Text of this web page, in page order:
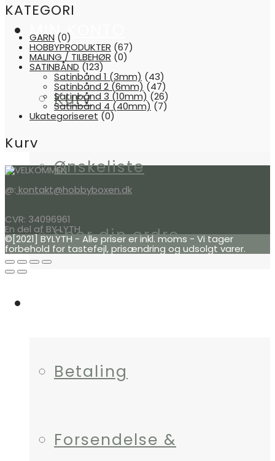
MIN KONTO
Kurv
Ønskeliste
Spor din ordre
Betaling
Forsendelse &
KATEGORI
GARN (0)
HOBBYPRODUKTER (67)
MALING / TILBEHØR (0)
SATINBÅND (123)
Satinbånd 1 (3mm) (43)
Satinbånd 2 (6mm) (47)
Satinbånd 3 (10mm) (26)
Satinbånd 4 (40mm) (7)
Ukategoriseret (0)
Kurv
@: kontakt@hobbyboxen.dk
CVR: 34096961
En del af BY LYTH
©[2021] BYLYTH - Alle priser er inkl. moms - Vi tager
forbehold for tastefejl, prisændring og udsolgt varer.